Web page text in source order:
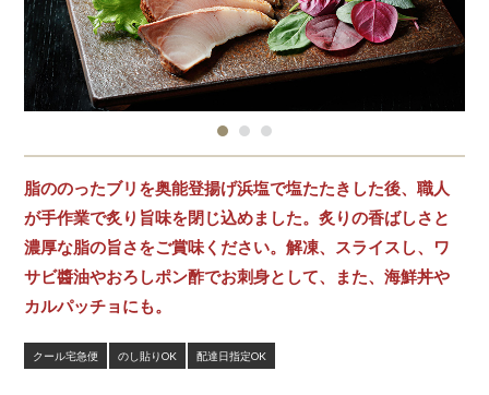
脂ののったブリを奥能登揚げ浜塩で塩たたきした後、職人
が手作業で炙り旨味を閉じ込めました。炙りの香ばしさと
濃厚な脂の旨さをご賞味ください。解凍、スライスし、ワ
サビ醬油やおろしポン酢でお刺身として、また、海鮮丼や
カルパッチョにも。
クール宅急便 のし貼りOK 配達日指定OK